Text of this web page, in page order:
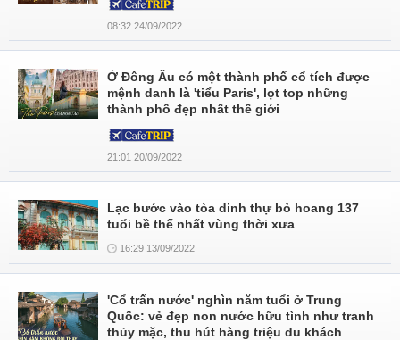
08:32 24/09/2022
Ở Đông Âu có một thành phố cổ tích được
mệnh danh là 'tiểu Paris', lọt top những
thành phố đẹp nhất thế giới
21:01 20/09/2022
Lạc bước vào tòa dinh thự bỏ hoang 137
tuổi bề thế nhất vùng thời xưa
16:29 13/09/2022
'Cổ trấn nước' nghìn năm tuổi ở Trung
Quốc: vẻ đẹp non nước hữu tình như tranh
thủy mặc, thu hút hàng triệu du khách